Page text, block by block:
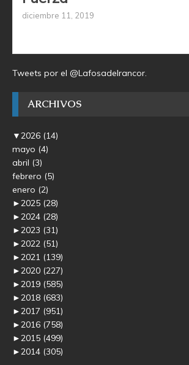
diciembre 11, 2019
Tweets por el @Lafosadelrancor.
ARCHIVOS
▼2026 (14)
mayo (4)
abril (3)
febrero (5)
enero (2)
►2025 (28)
►2024 (28)
►2023 (31)
►2022 (51)
►2021 (139)
►2020 (227)
►2019 (585)
►2018 (683)
►2017 (951)
►2016 (758)
►2015 (499)
►2014 (305)